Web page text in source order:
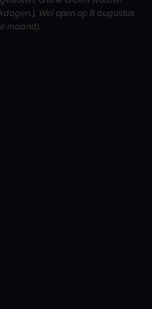
Wel open op 8 augustus
maand).